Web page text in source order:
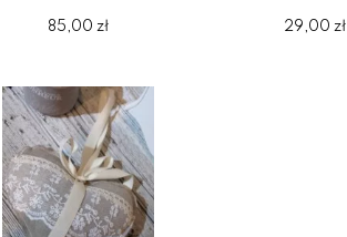
85,00 zł 29,00 zł